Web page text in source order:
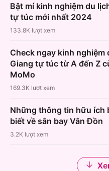
Bật mí kinh nghiệm du
tự túc mới nhất 2024
133.8K lượt xem
Check ngay kinh nghiệm
Giang tự túc từ A đến Z
MoMo
169.3K lượt xem
Những thông tin hữu ích
biết về sân bay Vân Đồn
3.2K lượt xem